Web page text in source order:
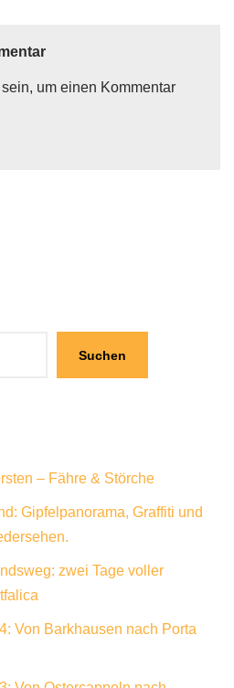
um einen Kommentar
Suchen
– Fähre & Störche
Gipfelpanorama, Graffiti und
zwei Tage voller
Von Barkhausen nach Porta